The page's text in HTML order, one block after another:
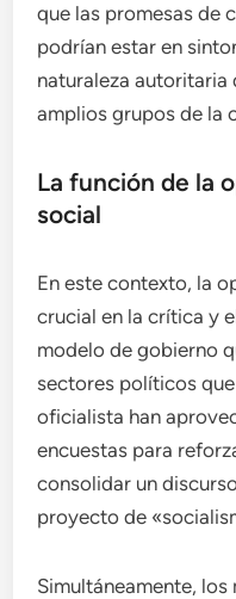
que las promesas de
podrían estar en
naturaleza autoritaria
amplios grupos de la
La función de la
social
En este contexto, la
crucial en la crítica y
modelo de gobierno
sectores políticos
oficialista han
encuestas para
consolidar un
proyecto de
Simultáneamente,